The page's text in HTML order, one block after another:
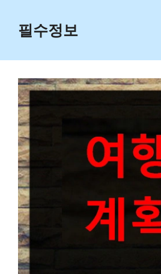
content
필수정보